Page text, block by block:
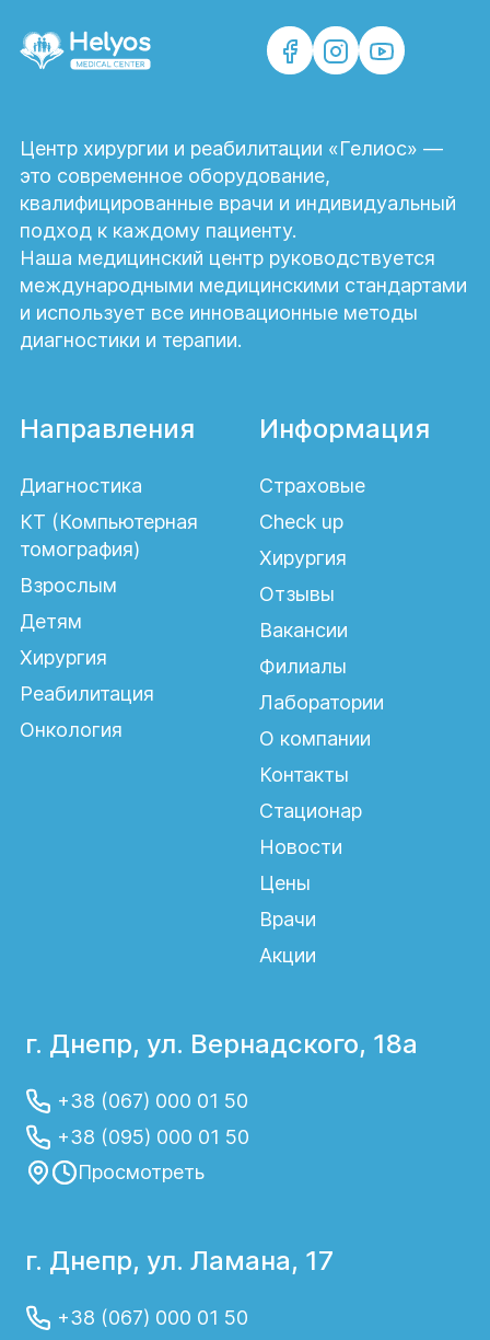
Центр хирургии и реабилитации «Гелиос» —
это современное оборудование,
квалифицированные врачи и индивидуальный
подход к каждому пациенту.
Наша медицинский центр руководствуется
международными медицинскими стандартами
и использует все инновационные методы
диагностики и терапии.
Направления
Диагностика
КТ (Компьютерная
томография)
Взрослым
Детям
Хирургия
Реабилитация
Онкология
Информация
Страховые
Check up
Хирургия
Отзывы
Вакансии
Филиалы
Лаборатории
О компании
Контакты
Стационар
Новости
Цены
Врачи
Акции
г. Днепр, ул. Вернадского, 18а
+38 (067) 000 01 50
+38 (095) 000 01 50
Просмотреть
г. Днепр, ул. Ламана, 17
+38 (067) 000 01 50